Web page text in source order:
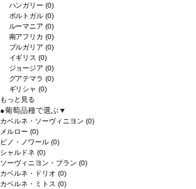
ハンガリー(0)
ポルトガル(0)
ルーマニア(0)
南アフリカ(0)
ブルガリア(0)
イギリス(0)
ジョージア(0)
グアテマラ(0)
ギリシャ(0)
もっと見る
●葡萄品種で選ぶ▼
カベルネ・ソーヴィニヨン (0)
メルロー (0)
ピノ・ノワール (0)
シャルドネ (0)
ソーヴィニヨン・ブラン (0)
カベルネ・ドリオ (0)
カベルネ・ミトス (0)